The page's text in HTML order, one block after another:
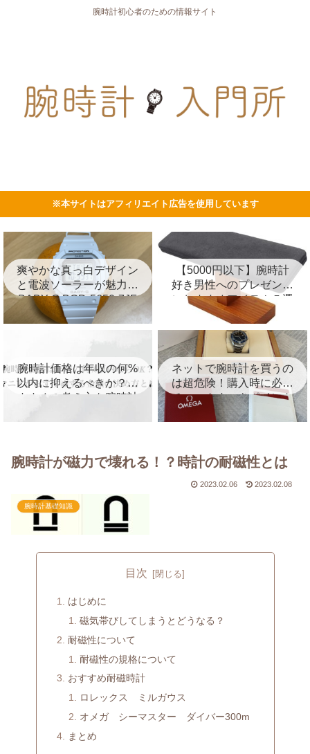
腕時計初心者のための情報サイト
※本サイトはアフィリエイト広告を使用しています
爽やかな真っ白デザイン
と電波ソーラーが魅力の
BABY-G BGD-5650-7JF
を徹底レビュー！
【5000円以下】腕時計
好き男性へのプレゼント
におすすめアイテム５選
を紹介！
腕時計価格は年収の何%
以内に抑えるべきか？お
すすめの考え方を腕時計
ネットで腕時計を買うの
は超危険！購入時に必ず
チェックすべきポイント
を徹底解説
腕時計が磁力で壊れる！？時計の耐磁性とは
2023.02.06 2023.02.08
腕時計基礎知識
目次
はじめに
磁気帯びしてしまうとどうなる？
耐磁性について
耐磁性の規格について
おすすめ耐磁時計
ロレックス ミルガウス
オメガ シーマスター ダイバー300m
まとめ